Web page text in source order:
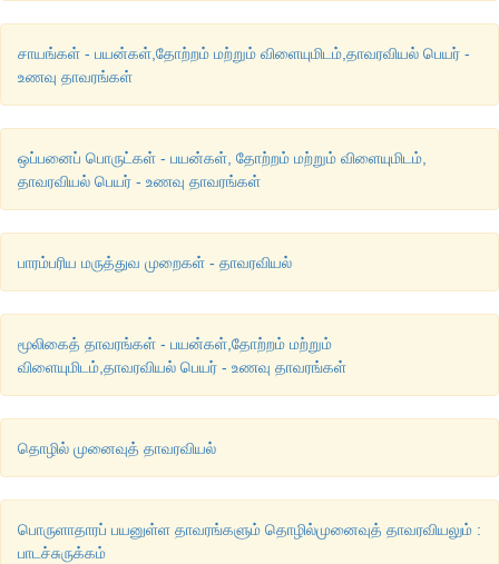
சாயங்கள் - பயன்கள்,தோற்றம் மற்றும் விளையுமிடம்,தாவரவியல் பெயர் -
உணவு தாவரங்கள்
ஒப்பனைப் பொருட்கள் - பயன்கள், தோற்றம் மற்றும் விளையுமிடம்,
தாவரவியல் பெயர் - உணவு தாவரங்கள்
பாரம்பரிய மருத்துவ முறைகள் - தாவரவியல்
மூலிகைத் தாவரங்கள் - பயன்கள்,தோற்றம் மற்றும்
விளையுமிடம்,தாவரவியல் பெயர் - உணவு தாவரங்கள்
தொழில் முனைவுத் தாவரவியல்
பொருளாதாரப் பயனுள்ள தாவரங்களும் தொழில்முனைவுத் தாவரவியலும் :
பாடச்சுருக்கம்